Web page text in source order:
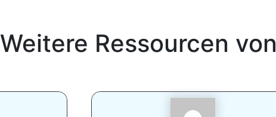
Weitere Ressourcen von